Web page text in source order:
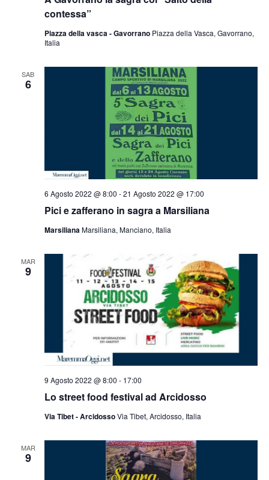
contessa”
Piazza della vasca - Gavorrano Piazza della Vasca, Gavorrano,
Italia
SAB
6
Pici e zafferano in sagra a Marsiliana
6 Agosto 2022 @ 8:00 -21 Agosto 2022 @ 17:00
MarsilianaMarsiliana, Manciano, Italia
MAR
9
Lo street food festival ad Arcidosso
9 Agosto 2022 @ 8:00 - 17:00
Via Tibet - ArcidossoVia Tibet, Arcidosso, Italia
MAR
9